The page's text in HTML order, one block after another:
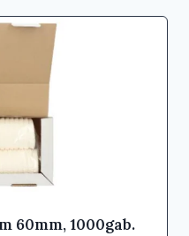
60mm, 1000gab.